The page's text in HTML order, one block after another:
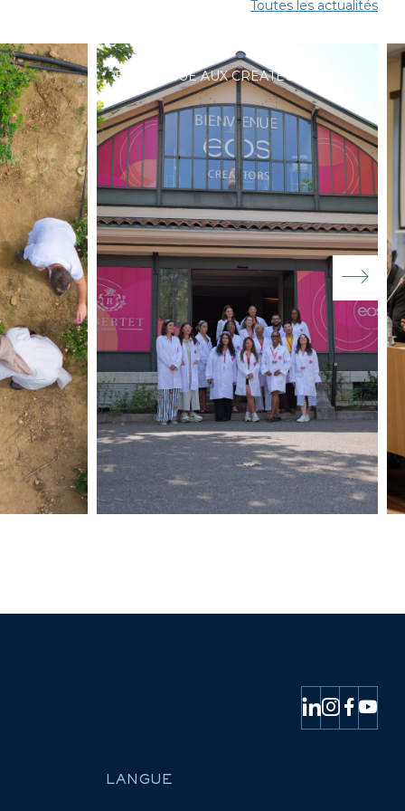
Toutes les actualités
BIENVENUE AUX CREATEURS EOS
LANGUE